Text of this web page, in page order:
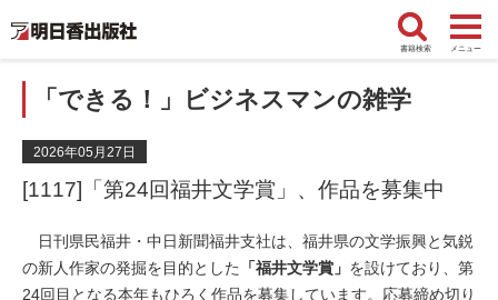
書籍検索 メニュー
「できる！」ビジネスマンの雑学
2026年05月27日
[1117]「第24回福井文学賞」、作品を募集中
日刊県民福井・中日新聞福井支社は、福井県の文学振興と気鋭
の新人作家の発掘を目的とした
「福井文学賞」 を設けており、第
24回目となる本年もひろく作品を募集しています。応募締め切り